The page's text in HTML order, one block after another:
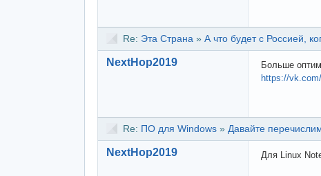
Re: Эта Страна » А что будет с Россией,
NextHop2019
Больше
https://
Re: ПО для Windows » Давайте
NextHop2019 Для Linux